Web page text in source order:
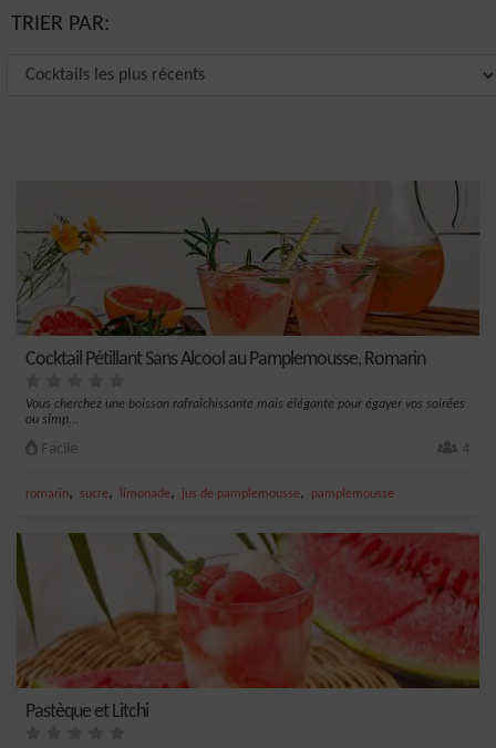
TRIER PAR:
Cocktail Pétillant Sans Alcool au Pamplemousse, Romarin
Vous cherchez une boisson rafraîchissante mais élégante pour égayer vos soirées
ou simp...
Facile 4
romarin, sucre, limonade, jus de pamplemousse, pamplemousse
Pastèque et Litchi